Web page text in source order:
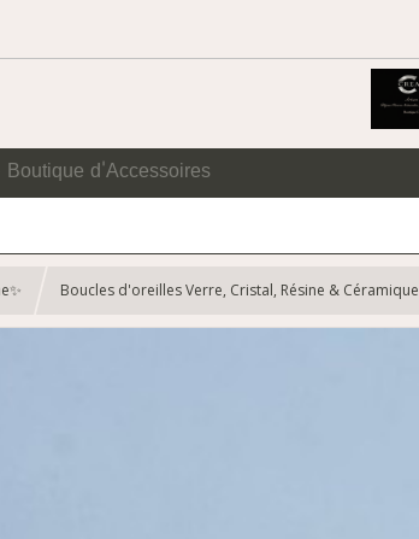
d'Accessoires
Boucles d'oreilles Verre, Cristal, Résine & Céramique